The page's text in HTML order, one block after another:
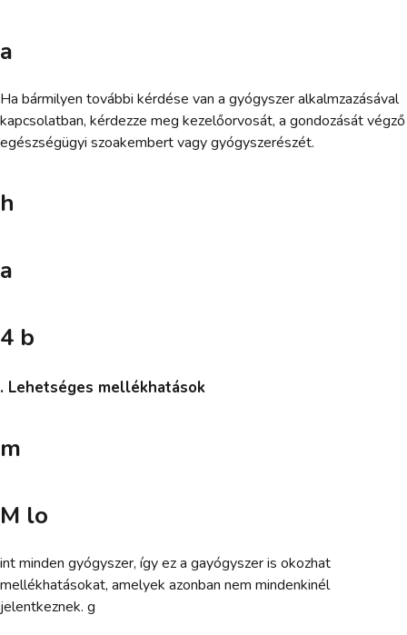
a
Ha bármilyen további kérdése van a gyógyszer alkalmzazásával
kapcsolatban, kérdezze meg kezelőorvosát, a gondozását végző
egészségügyi szoakembert vagy gyógyszerészét.
h
a
4 b
. Lehetséges mellékhatások
m
M lo
int minden gyógyszer, így ez a gayógyszer is okozhat
mellékhatásokat, amelyek azonban nem mindenkinél
jelentkeznek. g